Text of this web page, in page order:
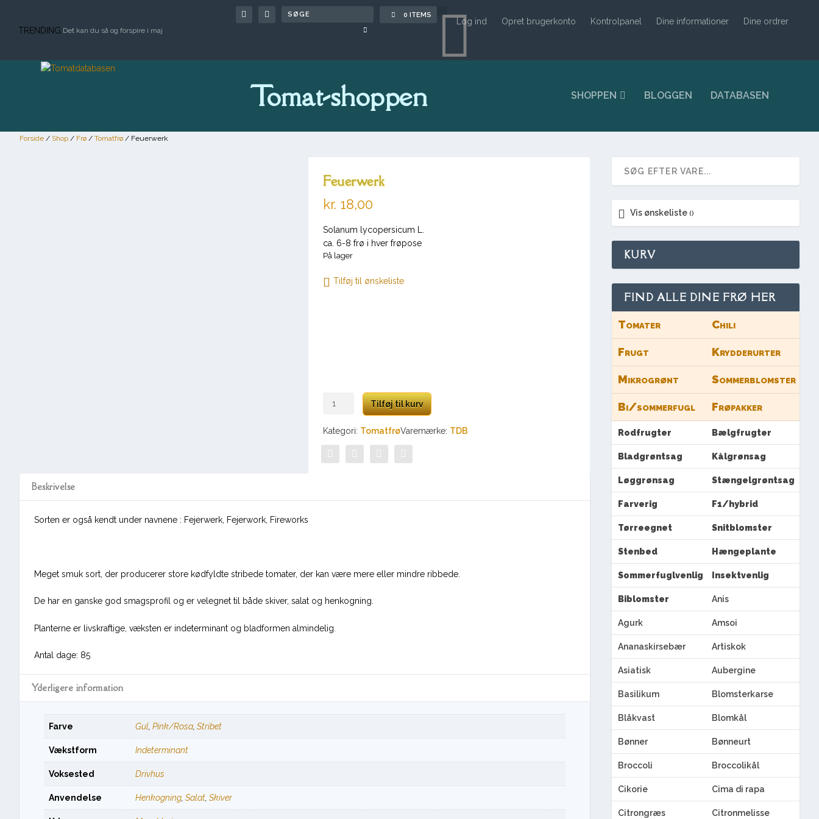
TRENDING:Det kan du så og forspire i maj
0 ITEMS Log ind Opret brugerkonto Kontrolpanel Dine informationer Dine ordrer
Tomat-shoppen SHOPPEN BLOGGEN DATABASEN
Forside / Shop / Frø / Tomatfrø / Feuerwerk
Feuerwerk
kr. 18,00
Solanum lycopersicum L.
ca. 6-8 frø i hver frøpose
På lager
Tilføj til ønskeliste
Feuerwerk
Tilføj til kurv
Kategori: TomatfrøVaremærke: TDB
Beskrivelse
Sorten er også kendt under navnene : Fejerwerk, Fejerwork, Fireworks
Meget smuk sort, der producerer store kødfyldte stribede tomater, der kan være mere eller mindre ribbede.
De har en ganske god smagsprofil og er velegnet til både skiver, salat og henkogning.
Planterne er livskraftige, væksten er indeterminant og bladformen almindelig.
Antal dage: 85
Yderligere information
Farve Gul, Pink/Rosa, Stribet
Vækstform Indeterminant
Voksested Drivhus
Anvendelse Henkogning, Salat, Skiver
Vis ønskeliste
KURV
FIND ALLE DINE FRØ HER
Tomater Chili
Frugt Krydderurter
Mikrogrønt Sommerblomster
Bi/sommerfugl Frøpakker
Rodfrugter Bælgfrugter
Bladgrøntsag Kålgrønsag
Løggrønsag Stængelgrøntsag
Farverig F1/hybrid
Tørreegnet Snitblomster
Stenbed Hængeplante
Sommerfuglvenlig Insektvenlig
Biblomster Anis
Agurk Amsoi
Ananaskirsebær Artiskok
Asiatisk Aubergine
Basilikum Blomsterkarse
Blåkvast Blomkål
Bønner Bønneurt
Broccoli Broccolikål
Cikorie Cima di rapa
Citrongræs Citronmelisse